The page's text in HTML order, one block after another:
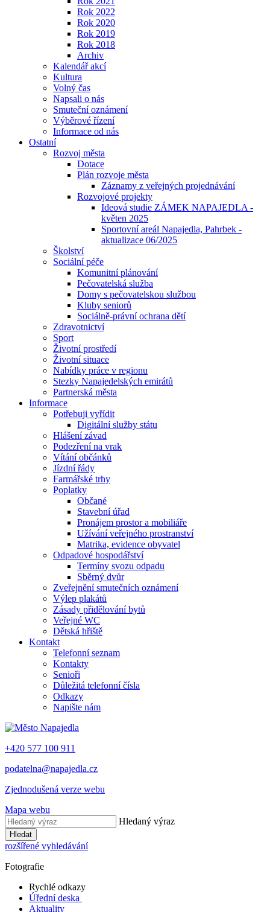
Rok 2022
Rok 2020
Rok 2019
Rok 2018
Archiv
Kalendář akcí
Kultura
Volný čas
Napsali o nás
Smuteční oznámení
Výběrové řízení
Informace od nás
Ostatní
Rozvoj města
Dotace
Plán rozvoje města
Záznamy z veřejných projednávání
Rozvojové projekty
Ideová studie ZÁMEK NAPAJEDLA -
květen 2025
Sportovní areál Napajedla, Pahrbek -
aktualizace 06/2025
Školství
Sociální péče
Komunitní plánování
Pečovatelská služba
Domy s pečovatelskou službou
Kluby seniorů
Sociálně-právní ochrana dětí
Zdravotnictví
Sport
Životní prostředí
Životní situace
Nabídky práce v regionu
Stezky Napajedelských emirátů
Partnerská města
Informace
Potřebuji vyřídit
Digitální služby státu
Hlášení závad
Podezření na vrak
Vítání občánků
Jízdní řády
Farmářské trhy
Poplatky
Občané
Stavební úřad
Pronájem prostor a mobiliáře
Užívání veřejného prostranství
Matrika, evidence obyvatel
Odpadové hospodářství
Termíny svozu odpadu
Sběrný dvůr
Zveřejnění smutečních oznámení
Výlep plakátů
Zásady přidělování bytů
Veřejné WC
Dětská hřiště
Kontakt
Telefonní seznam
Kontakty
Senioři
Důležitá telefonní čísla
Odkazy
Napište nám
+420 577 100 911
podatelna@napajedla.cz
Zjednodušená verze webu
Mapa webu
Hledaný výraz
Hledat
rozšířené vyhledávání
Fotografie
Rychlé odkazy
Úřední deska
Aktuality